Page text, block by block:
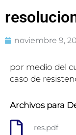
noviembre 9,
por medio del
caso de
Archivos para
res.pdf